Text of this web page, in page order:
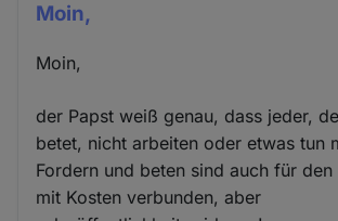
Moin,
Moin,
der Papst weiß genau, dass jeder,
betet, nicht arbeiten oder etwas tun
Fordern und beten sind auch für
mit Kosten verbunden, aber